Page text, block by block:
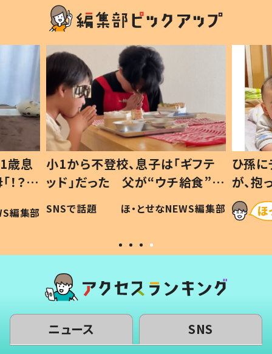
歳息
？」
編集部
小1から不登校、息子は「ギフテ
ッド」だった 父が“ウチ給食”を
作り続ける理由とは #令和の親
#令和の子
SNSで話題 ほ・とせなNEWS編集部
ひ孫
が、
「涙が
い」
ニュース SNS